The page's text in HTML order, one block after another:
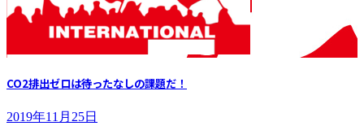
CO2排出ゼロは待ったなしの課題だ！
2019年11月25日